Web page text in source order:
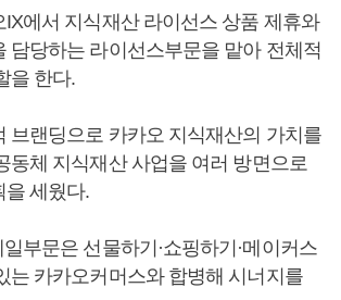
에서 지식재산 라이선스 상품 제휴와
담당하는 라이선스부문을 맡아 전체적
을 한다.
브랜딩으로 카카오 지식재산의 가치를
동체 지식재산 사업을 여러 방면으로
을 세웠다.
부문은 선물하기·쇼핑하기·메이커스
는 카카오커머스와 합병해 시너지를